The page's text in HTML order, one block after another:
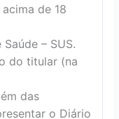
de 18
– SUS.
do titular (na
das
o Diário